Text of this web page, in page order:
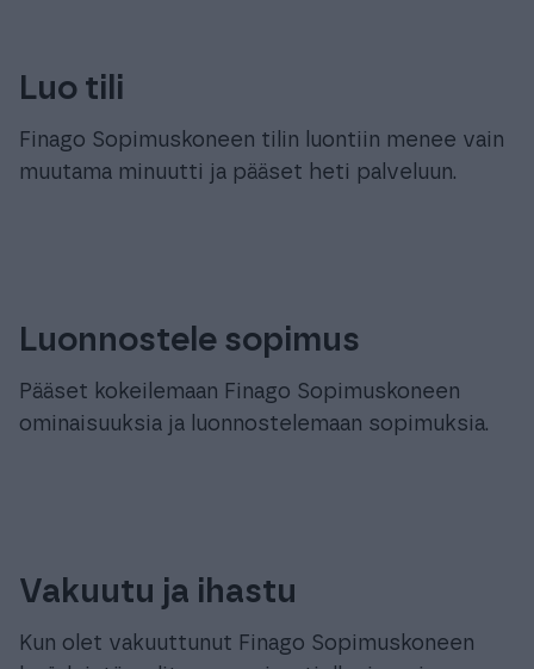
Luo tili
Finago Sopimuskoneen tilin luontiin menee vain
muutama minuutti ja pääset heti palveluun.
Luonnostele sopimus
Pääset kokeilemaan Finago Sopimuskoneen
ominaisuuksia ja luonnostelemaan sopimuksia.
Vakuutu ja ihastu
Kun olet vakuuttunut Finago Sopimuskoneen